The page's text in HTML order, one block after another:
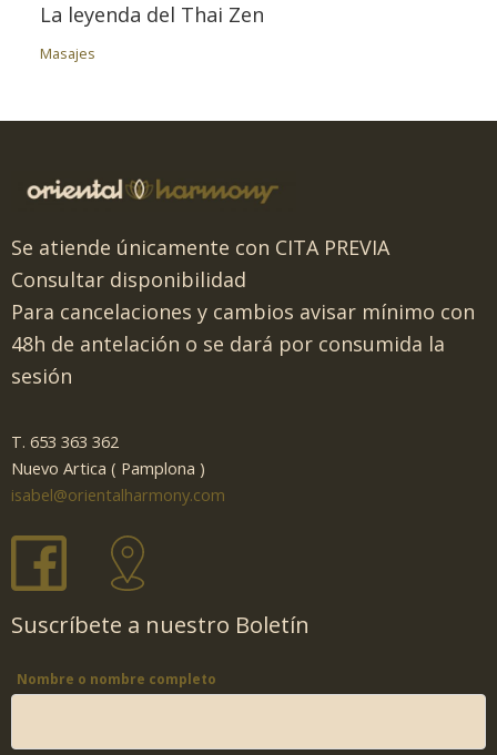
La leyenda del Thai Zen
Masajes
Se atiende únicamente con CITA PREVIA
Consultar disponibilidad
Para cancelaciones y cambios avisar mínimo con
48h de antelación o se dará por consumida la
sesión
T. 653 363 362
Nuevo Artica ( Pamplona )
isabel@orientalharmony.com
Suscríbete a nuestro Boletín
Nombre o nombre completo